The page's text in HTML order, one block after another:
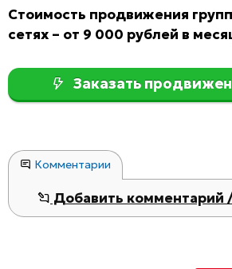
Стоимость продвижения
сетях – от 9 000 рублей в
Заказать
Комментарии
Добавить комментарий